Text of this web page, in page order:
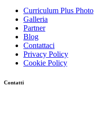
Curriculum Plus Photo
Galleria
Partner
Blog
Contattaci
Privacy Policy
Cookie Policy
Contatti